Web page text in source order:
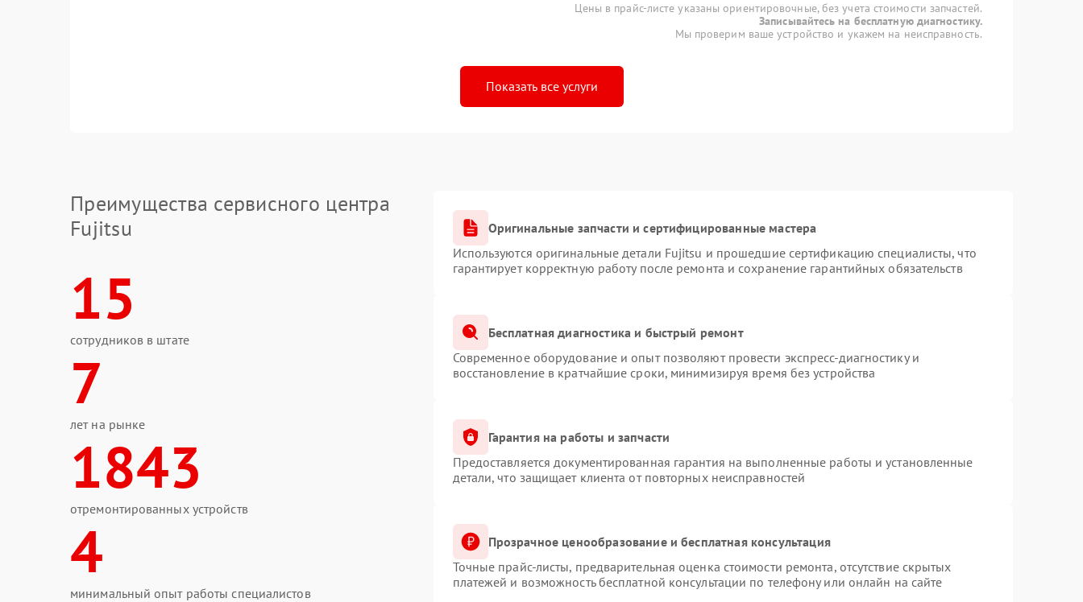
Цены в прайс-листе указаны ориентировочные, без учета стоимости запчастей.
Записывайтесь на бесплатную диагностику.
Мы проверим ваше устройство и укажем на неисправность.
Показать все услуги
Преимущества сервисного центра
Fujitsu
15
сотрудников в штате
7
лет на рынке
1843
отремонтированных устройств
4
минимальный опыт работы специалистов
Оригинальные запчасти и сертифицированные мастера
Используются оригинальные детали Fujitsu и прошедшие сертификацию специалисты, что
гарантирует корректную работу после ремонта и сохранение гарантийных обязательств
Бесплатная диагностика и быстрый ремонт
Современное оборудование и опыт позволяют провести экспресс-диагностику и
восстановление в кратчайшие сроки, минимизируя время без устройства
Гарантия на работы и запчасти
Предоставляется документированная гарантия на выполненные работы и установленные
детали, что защищает клиента от повторных неисправностей
Прозрачное ценообразование и бесплатная консультация
Точные прайс-листы, предварительная оценка стоимости ремонта, отсутствие скрытых
платежей и возможность бесплатной консультации по телефону или онлайн на сайте